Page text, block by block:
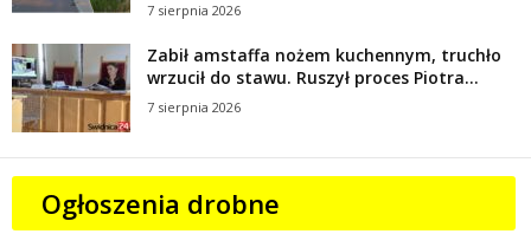
7 sierpnia 2026
Zabił amstaffa nożem kuchennym, truchło
wrzucił do stawu. Ruszył proces Piotra...
7 sierpnia 2026
Ogłoszenia drobne